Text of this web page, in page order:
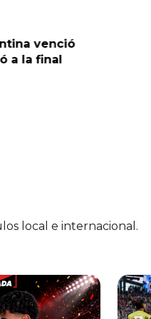
venció
a la final
local e internacional.